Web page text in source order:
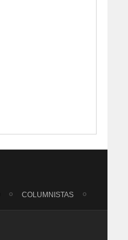
COLUMNISTAS